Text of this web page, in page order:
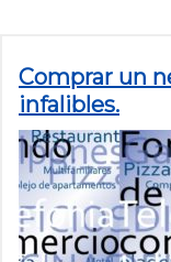
Comprar un
infalibles.